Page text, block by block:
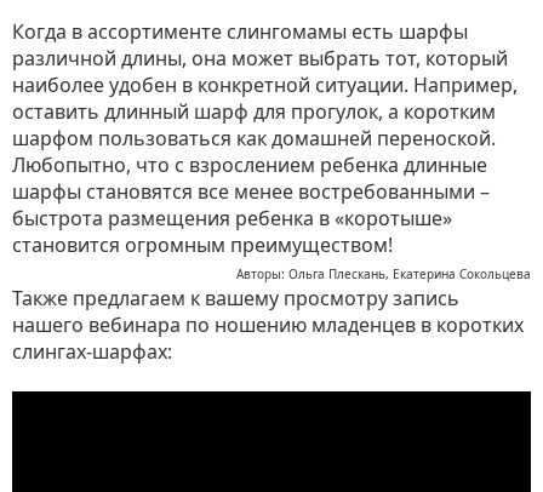
Когда в ассортименте слингомамы есть шарфы
различной длины, она может выбрать тот, который
наиболее удобен в конкретной ситуации. Например,
оставить длинный шарф для прогулок, а коротким
шарфом пользоваться как домашней переноской.
Любопытно, что с взрослением ребенка длинные
шарфы становятся все менее востребованными –
быстрота размещения ребенка в «коротыше»
становится огромным преимуществом!
Авторы: Ольга Плескань, Екатерина Сокольцева
Также предлагаем к вашему просмотру запись
нашего вебинара по ношению младенцев в коротких
слингах-шарфах: